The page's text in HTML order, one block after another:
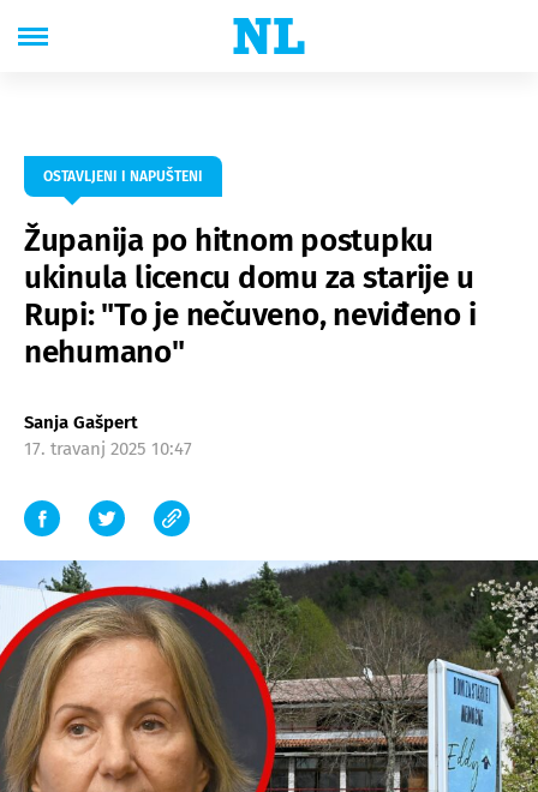
OSTAVLJENI I NAPUŠTENI
Županija po hitnom postupku
ukinula licencu domu za starije u
Rupi: "To je nečuveno, neviđeno i
nehumano"
Sanja Gašpert
17. travanj 2025 10:47